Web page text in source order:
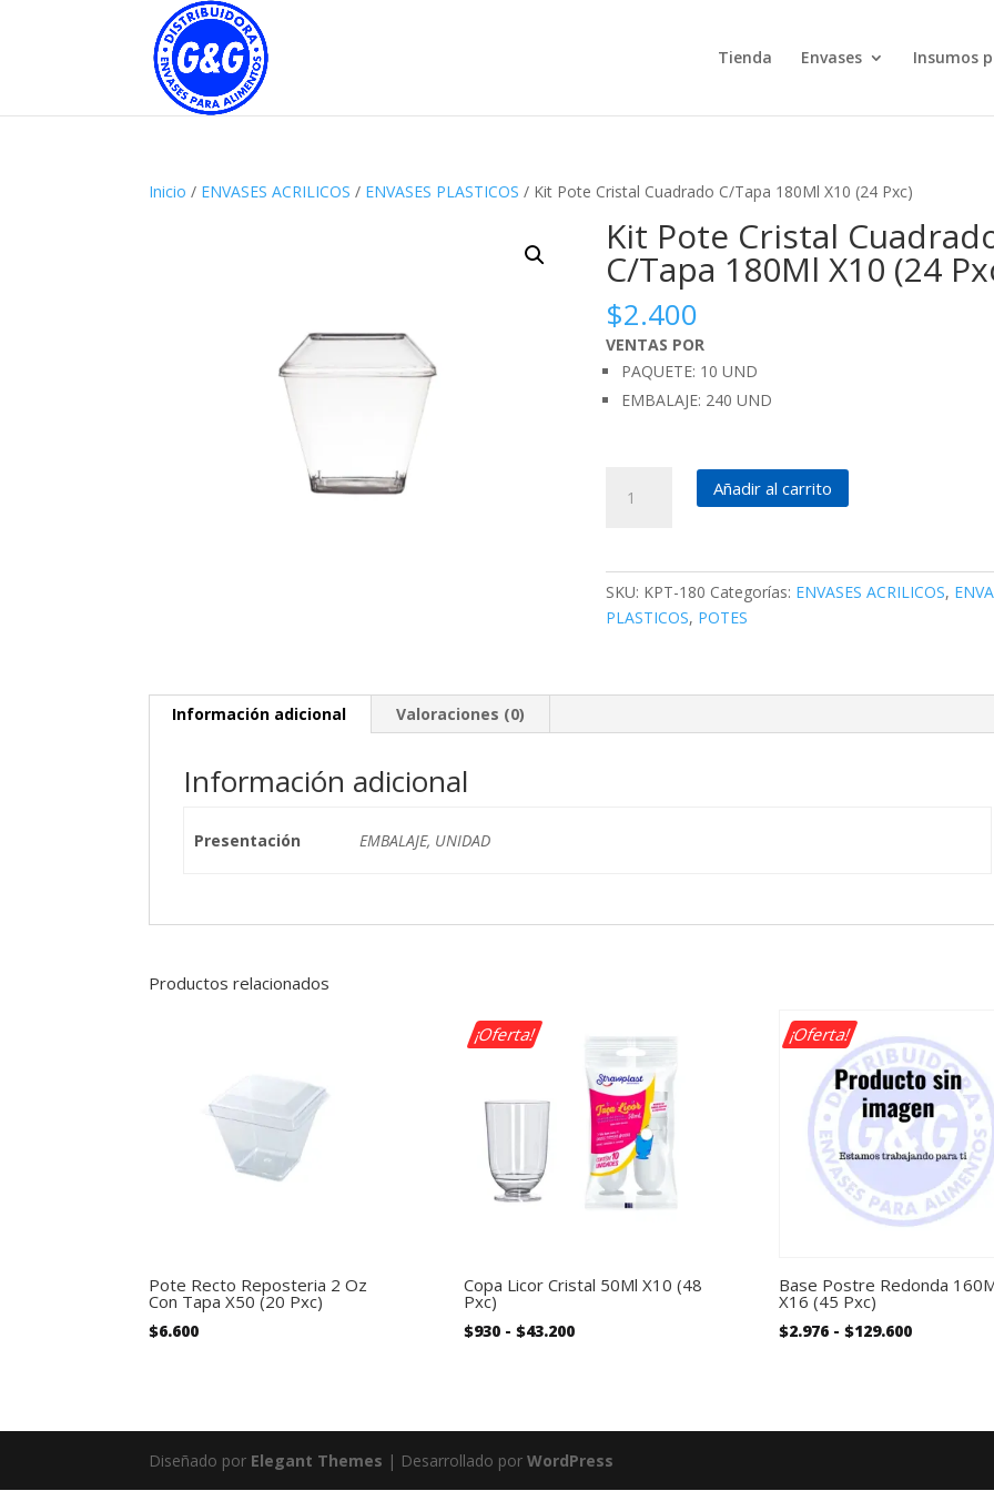
Tienda Envases Insumos
Inicio / ENVASES ACRILICOS / ENVASES PLASTICOS / Kit Pote Cristal Cuadrado C/Tapa 180Ml X10 (24 Pxc)
Kit Pote Cristal
C/Tapa 180Ml X10 (24
$2.400
VENTAS POR
PAQUETE: 10 UND
EMBALAJE: 240 UND
Pote
Añadir al carrito
SKU: KPT-180 Categorías: ENVASES ACRILICOS,
PLASTICOS, POTES
Información adicional Valoraciones (0)
Información adicional
Presentación EMBALAJE, UNIDAD
Productos relacionados
Pote Recto Reposteria 2 Oz
Con Tapa X50 (20 Pxc)
$6.600
¡Oferta!
Copa Licor Cristal 50Ml X10 (48
Pxc)
$930 - $43.200Rango
$930
hasta
¡Oferta!
Base Postre Redonda
X16 (45 Pxc)
$2.976 - $129.600Rango
$2.976
Diseñado por Elegant Themes | Desarrollado porWordPress